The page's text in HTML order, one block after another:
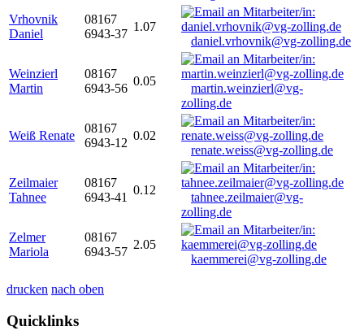
Vrhovnik
Daniel
08167
6943-37
1.07
daniel.vrhovnik@vg-zolling.de
Weinzierl
Martin
08167
6943-56
0.05
martin.weinzierl@vg-
zolling.de
Weiß Renate
08167
6943-12
0.02
renate.weiss@vg-zolling.de
Zeilmaier
Tahnee
08167
6943-41
0.12
tahnee.zeilmaier@vg-
zolling.de
Zelmer
Mariola
08167
6943-57
2.05
kaemmerei@vg-zolling.de
drucken nach oben
Quicklinks